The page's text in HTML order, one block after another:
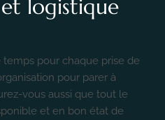
logistique
pour chaque prise de
pour parer à
vous aussi que tout le
et en bon état de